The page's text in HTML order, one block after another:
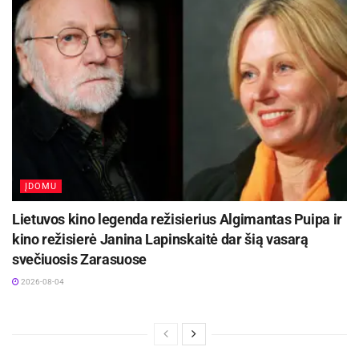
Universitetas, VDU Azijos studijų centras, VDU
Botanikos sodas, Sugiharos namų muziejus,
Kauno Jurgio Dobkevičiaus progimnazija,
Mokslo sala, kino teatras “Romuva” ir kiti.
Kauno miesto savivaldybė
Kauno miesto savivaldybė
ĮDOMU
Lietuvos kino legenda režisierius Algimantas Puipa ir
kino režisierė Janina Lapinskaitė dar šią vasarą
svečiuosis Zarasuose
2026-08-04